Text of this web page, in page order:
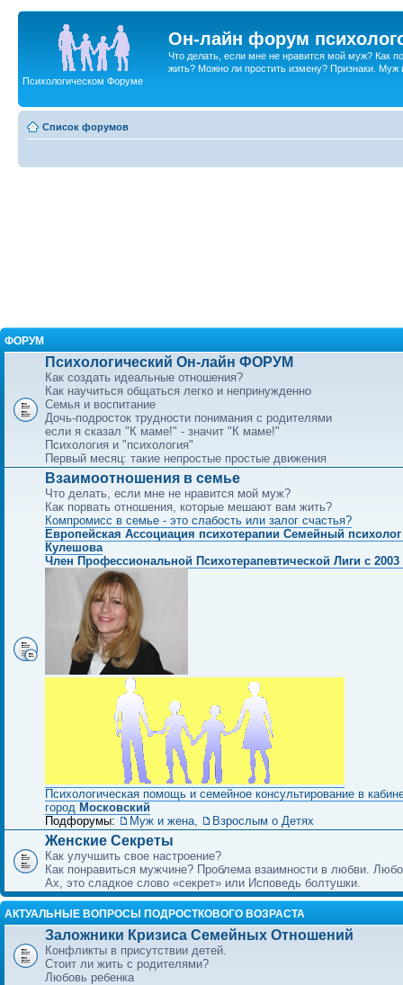
Он-лайн форум
Что делать, если мне не нравится мой муж? Как
жить? Можно ли простить измену? Признаки. Муж
Психологическом Форуме
Список форумов
ФОРУМ
Психологический Он-лайн ФОРУМ
Как создать идеальные отношения?
Как научиться общаться легко и непринужденно
Семья и воспитание
Дочь-подросток трудности понимания с родителями
если я сказал "К маме!" - значит "К маме!"
Психология и "психология"
Первый месяц: такие непростые простые движения
Взаимоотношения в семье
Что делать, если мне не нравится мой муж?
Как порвать отношения, которые мешают вам жить?
Компромисс в семье - это слабость или залог счастья?
Европейская Ассоциация психотерапии Семейный
Кулешова
Член Профессиональной Психотерапевтической Лиги с 2003
Психологическая помощь и семейное консультирование в
город Московский
Подфорумы:
Муж и жена, Взрослым о Детях
Женские Секреты
Как улучшить свое настроение?
Как понравиться мужчине? Проблема взаимности в любви.
Ах, это сладкое слово «секрет» или Исповедь болтушки.
АКТУАЛЬНЫЕ ВОПРОСЫ ПОДРОСТКОВОГО ВОЗРАСТА
Заложники Кризиса Семейных Отношений
Конфликты в присутствии детей.
Стоит ли жить с родителями?
Любовь ребенка